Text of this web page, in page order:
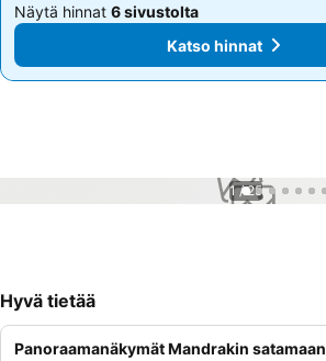
Näytä hinnat 6 sivustolta
Katso hinnat
Näytä hinnat 6 sivustolta
Katso hinnat
1 / 25
Hyvä tietää
Panoraamanäkymät Mandrakin satamaan